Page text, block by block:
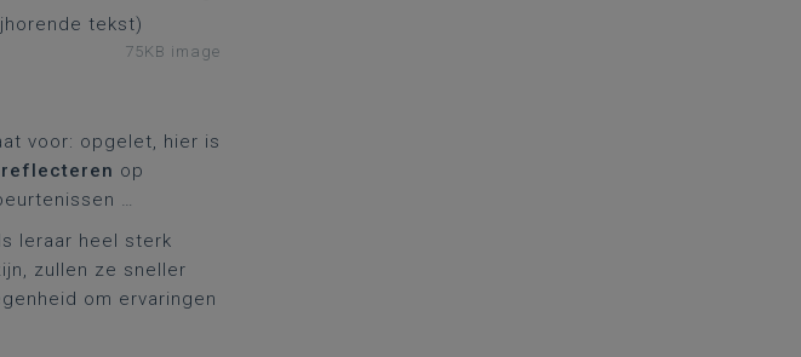
tekst)
75KB image
voor: opgelet, hier is
reflecteren op
…
leraar heel sterk
zullen ze sneller
om ervaringen